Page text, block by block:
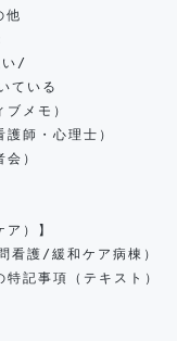
他
い/
ている
メモ）
師・心理士）
）
）】
看護/緩和ケア病棟）
記事項（テキスト）